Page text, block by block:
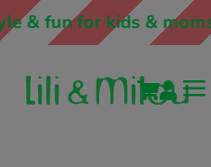
& fun for kids & moms
a